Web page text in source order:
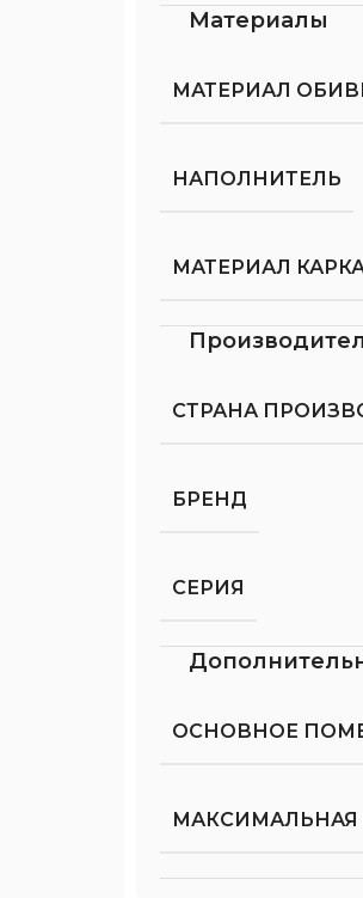
Материалы
МАТЕРИАЛ
НАПОЛНИТЕЛЬ
МАТЕРИАЛ
СТРАНА
БРЕНД
СЕРИЯ
ОСНОВНОЕ
МАКСИМАЛЬНАЯ